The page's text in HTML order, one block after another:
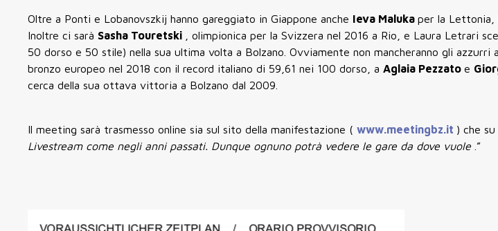
Oltre a Ponti e Lobanovszkij hanno gareggiato in Giappone anche Ieva Maluka per la Lettonia,
Inoltre ci sarà Sasha Touretski
, olimpionica per la Svizzera nel 2016 a Rio, e Laura Letrari
50 dorso e 50 stile) nella sua ultima volta a Bolzano. Ovviamente non mancheranno gli azzurri
bronzo europeo nel 2018 con il record italiano di 59,61 nei 100 dorso, a Aglaia Pezzato e
cerca della sua ottava vittoria a Bolzano dal 2009.
Il meeting sarà trasmesso online sia sul sito della manifestazione ( www.meetingbz.it ) che
Livestream come negli anni passati. Dunque ognuno potrà vedere le gare da dove vuole .”